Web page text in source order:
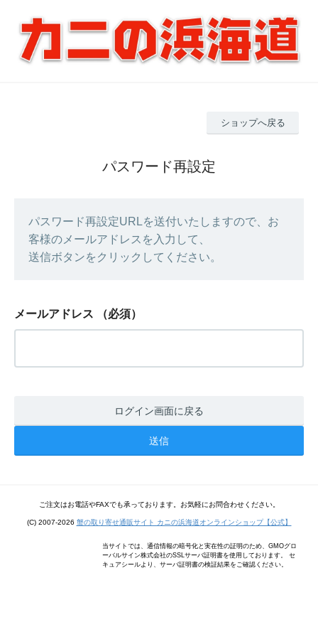
ショップへ戻る
パスワード再設定
パスワード再設定URLを送付いたしますので、お
客様のメールアドレスを入力して、
送信ボタンをクリックしてください。
メールアドレス （必須）
ログイン画面に戻る
ご注文はお電話やFAXでも承っております。お気軽にお問合わせください。
(C) 2007-2026 蟹の取り寄せ通販サイト カニの浜海道オンラインショップ【公式】
当サイトでは、通信情報の暗号化と実在性の証明のため、GMOグロ
ーバルサイン株式会社のSSLサーバ証明書を使用しております。 セ
キュアシールより、サーバ証明書の検証結果をご確認ください。